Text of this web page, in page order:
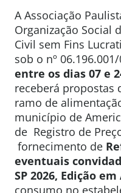
A Associação
Organização Social
Civil sem Fins
sob o nº
entre os dias 07 e
receberá propostas
ramo de
município de
de Registro de
fornecimento de
eventuais
SP 2026, Edição
consumo no